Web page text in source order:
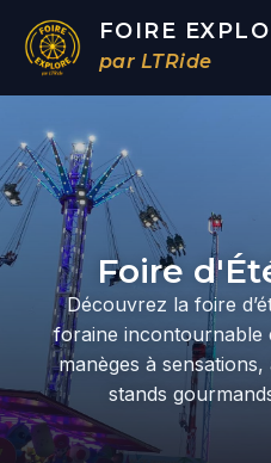
contenu
FOIRE
par LTRide
Foire
Découvrez la foire
foraine incontournable
manèges à
stands